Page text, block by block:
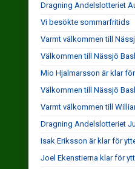
Dragning Andelslotteriet
Vi besökte sommarfritids
Varmt välkommen till
Välkommen till Nässjö
Mio Hjalmarsson är klar
Välkommen till Nässjö
Varmt välkommen till
Dragning Andelslotteriet
Isak Eriksson är klar för
Joel Ekenstierna klar för